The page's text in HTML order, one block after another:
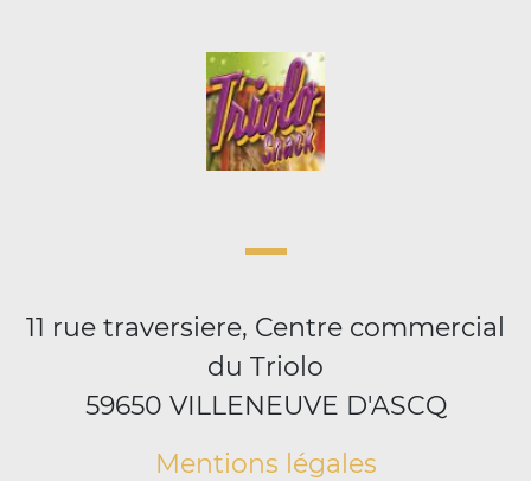
11 rue traversiere, Centre commercial
du Triolo
59650 VILLENEUVE D'ASCQ
Mentions légales